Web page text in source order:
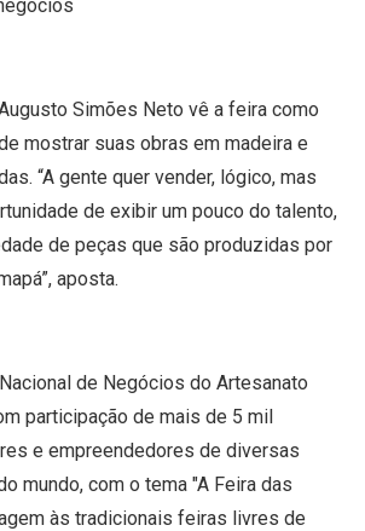
Simões Neto vê a feira como
mostrar suas obras em madeira e
“A gente quer vender, lógico, mas
de exibir um pouco do talento,
de peças que são produzidas por
aposta.
de Negócios do Artesanato
participação de mais de 5 mil
e empreendedores de diversas
mundo, com o tema "A Feira das
às tradicionais feiras livres de